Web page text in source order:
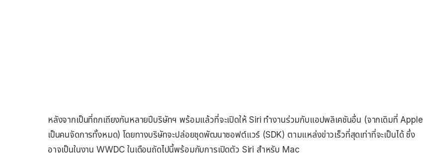
หลังจากเป็นที่ถกเถียงกันหลายปีบริษัทฯ พร้อมแล้วที่จะเปิดให้ Siri ทำงานร่วมกับแอปพลิเคชันอื่น (จากเดิมที่ Apple
เป็นคนจัดการทั้งหมด) โดยทางบริษัทจะปล่อยชุดพัฒนาซอฟต์แวร์ (SDK) ตามแหล่งข่าวเร็วที่สุดเท่าที่จะเป็นได้ ซึ่ง
อาจเป็นในงาน WWDC ในเดือนถัดไปนี้พร้อมกับการเปิดตัว Siri สำหรับ Mac